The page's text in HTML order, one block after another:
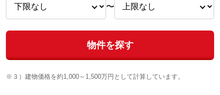
〜
物件を探す
※３）建物価格を約1,000～1,500万円として計算しています。